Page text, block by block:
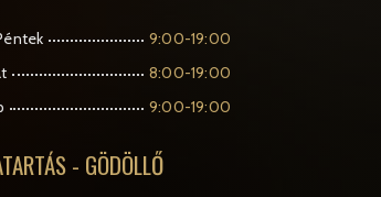
9:00-19:00
8:00-19:00
9:00-19:00
- GÖDÖLLŐ